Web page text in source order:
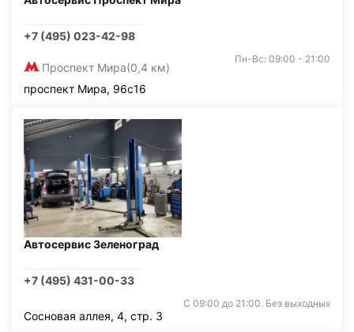
+7 (495) 023-42-98
Проспект Мира(0,4 км)
Пн-Вс: 09:00 - 21:00
проспект Мира, 96с16
Автосервис Зеленоград
+7 (495) 431-00-33
С 09:00 до 21:00. Без выходных
Сосновая аллея, 4, стр. 3